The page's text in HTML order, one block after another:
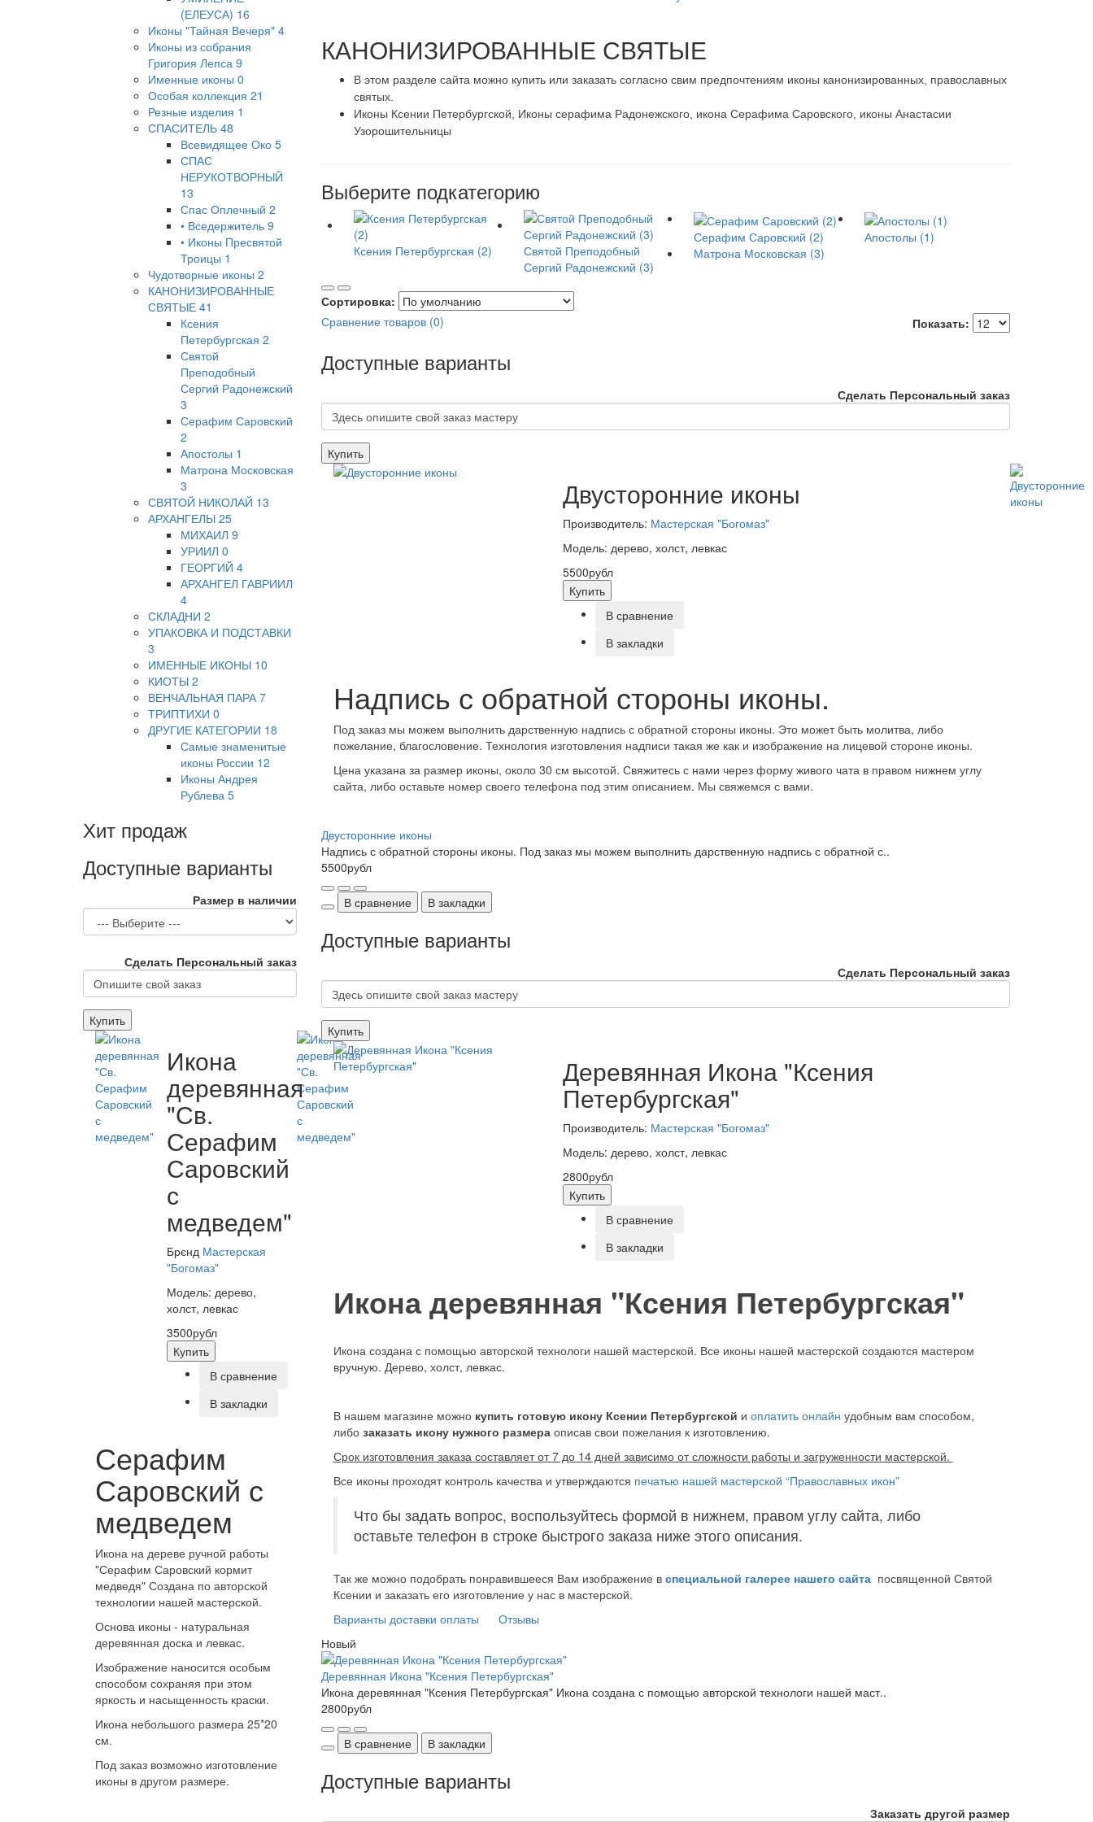
(ЕЛЕУСА) 16
Иконы "Тайная Вечеря" 4
Иконы из собрания
Григория Лепса 9
Именные иконы 0
Особая коллекция 21
Резные изделия 1
СПАСИТЕЛЬ 48
Всевидящее Око 5
СПАС
НЕРУКОТВОРНЫЙ
13
Спас Оплечный 2
• Вседержитель 9
• Иконы Пресвятой
Троицы 1
Чудотворные иконы 2
КАНОНИЗИРОВАННЫЕ
СВЯТЫЕ 41
Ксения
Петербургская 2
Святой
Преподобный
Сергий Радонежский
3
Серафим Саровский
2
Апостолы 1
Матрона Московская
3
СВЯТОЙ НИКОЛАЙ 13
АРХАНГЕЛЫ 25
МИХАИЛ 9
УРИИЛ 0
ГЕОРГИЙ 4
АРХАНГЕЛ ГАВРИИЛ
4
СКЛАДНИ 2
УПАКОВКА И ПОДСТАВКИ
3
ИМЕННЫЕ ИКОНЫ 10
КИОТЫ 2
ВЕНЧАЛЬНАЯ ПАРА 7
ТРИПТИХИ 0
ДРУГИЕ КАТЕГОРИИ 18
Самые знаменитые
иконы России 12
Иконы Андрея
Рублева 5
Хит продаж
Доступные варианты
Размер в наличии
Сделать Персональный заказ
Купить
Икона
деревянная
"Св.
Серафим
Саровский
с
медведем"
Брєнд Мастерская
"Богомаз"
Модель: дерево,
холст, левкас
3500рубл
Купить
В сравнение
В закладки
Серафим
Саровский с
медведем
Икона на дереве ручной работы
"Серафим Саровский кормит
медведя" Создана по авторской
технологии нашей мастерской.
Основа иконы - натуральная
деревянная доска и левкас.
Изображение наносится особым
способом сохраняя при этом
яркость и насыщенность краски.
Икона небольшого размера 25*20
см.
Под заказ возможно изготовление
иконы в другом размере.
КАНОНИЗИРОВАННЫЕ СВЯТЫЕ
В этом разделе сайта можно купить или заказать согласно свим предпочтениям иконы канонизированных, православных
святых.
Иконы Ксении Петербургской, Иконы серафима Радонежского, икона Серафима Саровского, иконы Анастасии
Узорошительницы
Выберите подкатегорию
Ксения Петербургская (2)
Святой Преподобный
Сергий Радонежский (3)
Серафим Саровский (2)
Апостолы (1)
Матрона Московская (3)
Сортировка:
Показать:
Сравнение товаров (0)
Доступные варианты
Сделать Персональный заказ
Купить
Двусторонние иконы
Производитель: Мастерская "Богомаз"
Модель: дерево, холст, левкас
5500рубл
Купить
В сравнение
В закладки
Надпись с обратной стороны иконы.
Под заказ мы можем выполнить дарственную надпись с обратной стороны иконы. Это может быть молитва, либо
пожелание, благословение. Технология изготовления надписи такая же как и изображение на лицевой стороне иконы.
Цена указана за размер иконы, около 30 см высотой. Свяжитесь с нами через форму живого чата в правом нижнем углу
сайта, либо оставьте номер своего телефона под этим описанием. Мы свяжемся с вами.
Двусторонние иконы
Надпись с обратной стороны иконы. Под заказ мы можем выполнить дарственную надпись с обратной с..
5500рубл
В сравнение В закладки
Доступные варианты
Сделать Персональный заказ
Купить
Деревянная Икона "Ксения
Петербургская"
Производитель: Мастерская "Богомаз"
Модель: дерево, холст, левкас
2800рубл
Купить
В сравнение
В закладки
Икона деревянная "Ксения Петербургская"
Икона создана с помощью авторской технологи нашей мастерской. Все иконы нашей мастерской создаются мастером
вручную. Дерево, холст, левкас.
В нашем магазине можнокупить готовую икону Ксении Петербургской и оплатить онлайн удобным вам способом,
либо заказать икону нужного размера описав свои пожелания к изготовлению.
Срок изготовления заказа составляет от 7 до 14 дней зависимо от сложности работы и загруженности мастерской.
Все иконы проходят контроль качества и утверждаются печатью нашей мастерской “Православных икон”
Что бы задать вопрос, воспользуйтесь формой в нижнем, правом углу сайта, либо
оставьте телефон в строке быстрого заказа ниже этого описания.
Так же можно подобрать понравившееся Вам изображение в специальной галерее нашего сайта посвященной Святой
Ксении и заказать его изготовление у нас в мастерской.
Варианты доставки оплаты
Отзывы
Новый
Деревянная Икона "Ксения Петербургская"
Икона деревянная "Ксения Петербургская" Икона создана с помощью авторской технологи нашей маст..
2800рубл
В сравнение В закладки
Доступные варианты
Заказать другой размер